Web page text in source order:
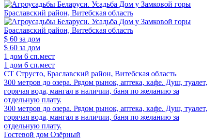
$ 60 за дом
$ 60 за дом
1 дом 6 сп.мест
1 дом 6 сп.мест
СТ Струсто, Браславский район, Витебская область
300 метров до озера. Рядом рынок, аптека, кафе. Душ, туалет,
горячая вода, мангал в наличии, баня по желанию за
отдельную плату.
300 метров до озера. Рядом рынок, аптека, кафе. Душ, туалет,
горячая вода, мангал в наличии, баня по желанию за
отдельную плату.
Гостевой дом Озёрный